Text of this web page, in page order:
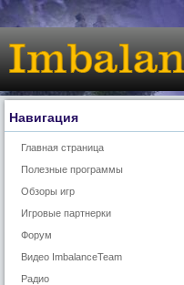
Навигация
Главная страница
Полезные программы
Обзоры игр
Игровые партнерки
Форум
Видео ImbalanceTeam
Радио